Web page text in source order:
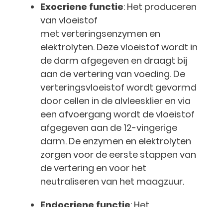
Exocriene functie: Het produceren
van vloeistof
met verteringsenzymen en
elektrolyten. Deze vloeistof wordt in
de darm afgegeven en draagt bij
aan de vertering van voeding. De
verteringsvloeistof wordt gevormd
door cellen in de alvleesklier en via
een afvoergang wordt de vloeistof
afgegeven aan de 12-vingerige
darm. De enzymen en elektrolyten
zorgen voor de eerste stappen van
de vertering en voor het
neutraliseren van het maagzuur.